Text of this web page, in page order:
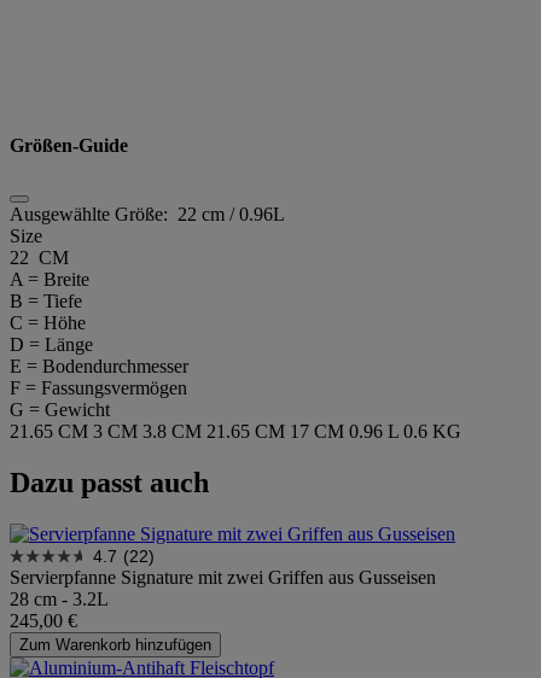
Größen-Guide
Ausgewählte Größe: 22 cm / 0.96L
Size
22 CM
A = Breite
B = Tiefe
C = Höhe
D = Länge
E = Bodendurchmesser
F = Fassungsvermögen
G = Gewicht
21.65 CM 3 CM 3.8 CM 21.65 CM 17 CM 0.96 L 0.6 KG
Dazu passt auch
4.7 (22)
Servierpfanne Signature mit zwei Griffen aus Gusseisen
28 cm - 3.2L
245,00 €
Zum Warenkorb hinzufügen